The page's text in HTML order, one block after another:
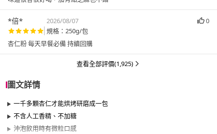
*倍* 2026/08/07
0
規格：250g/包
杏仁粉 每天早餐必備 持續回購
查看全部評價(1,925)
圖文詳情
一千多顆杏仁才能烘烤研磨成一包
不含人工香精、不加糖
沖泡飲用時有微粒口感